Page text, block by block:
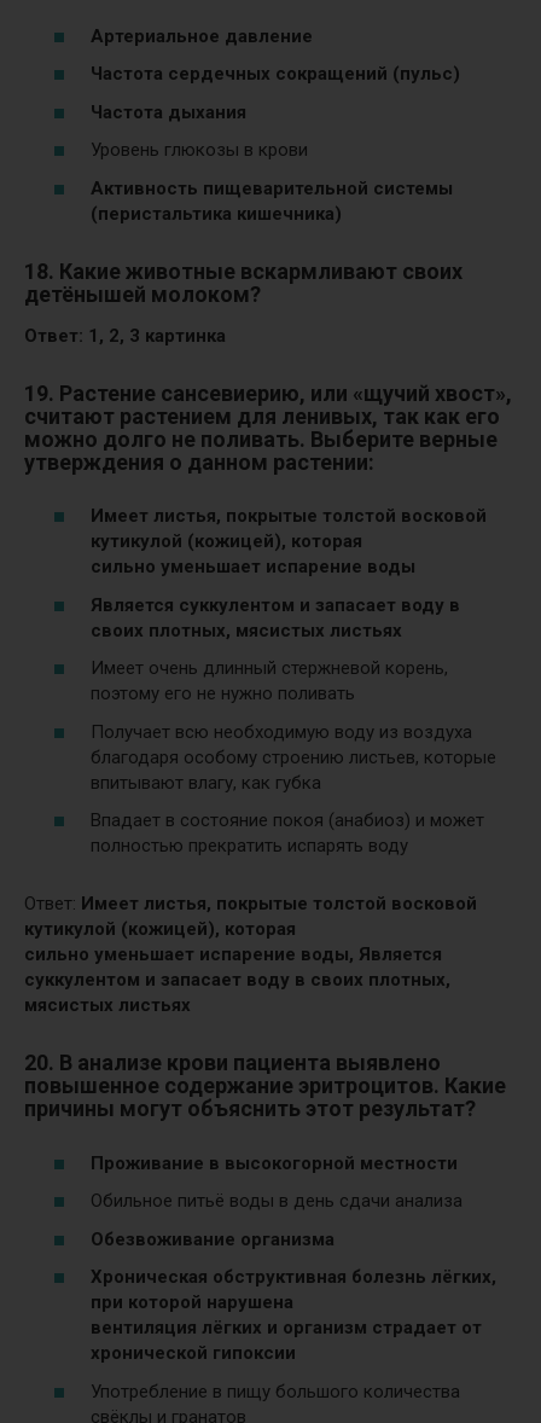
Артериальное давление
Частота сердечных сокращений (пульс)
Частота дыхания
Уровень глюкозы в крови
Активность пищеварительной системы
(перистальтика кишечника)
18. Какие животные вскармливают своих
детёнышей молоком?
Ответ: 1, 2, 3 картинка
19. Растение сансевиерию, или «щучий хвост»,
считают растением для ленивых, так как его
можно долго не поливать. Выберите верные
утверждения о данном растении:
Имеет листья, покрытые толстой восковой
кутикулой (кожицей), которая
сильно уменьшает испарение воды
Является суккулентом и запасает воду в
своих плотных, мясистых листьях
Имеет очень длинный стержневой корень,
поэтому его не нужно поливать
Получает всю необходимую воду из воздуха
благодаря особому строению листьев, которые
впитывают влагу, как губка
Впадает в состояние покоя (анабиоз) и может
полностью прекратить испарять воду
Ответ: Имеет листья, покрытые толстой восковой
кутикулой (кожицей), которая
сильно уменьшает испарение воды, Является
суккулентом и запасает воду в своих плотных,
мясистых листьях
20. В анализе крови пациента выявлено
повышенное содержание эритроцитов. Какие
причины могут объяснить этот результат?
Проживание в высокогорной местности
Обильное питьё воды в день сдачи анализа
Обезвоживание организма
Хроническая обструктивная болезнь лёгких,
при которой нарушена
вентиляция лёгких и организм страдает от
хронической гипоксии
Употребление в пищу большого количества
свёклы и гранатов